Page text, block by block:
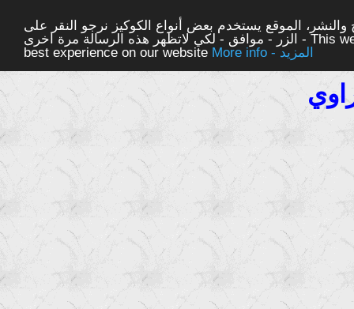
الموقع يستخدم بعض أنواع الكوكيز نرجو النقر على
الزر - موافق - لكي لاتظهر هذه الرسالة مرة اخرى - This website uses cookies to ensure you get the
best experience on our website
More info - المزيد